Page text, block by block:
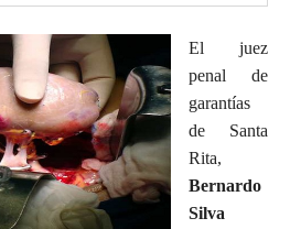
El juez
penal de
garantías
de Santa
Rita,
Bernardo
Silva